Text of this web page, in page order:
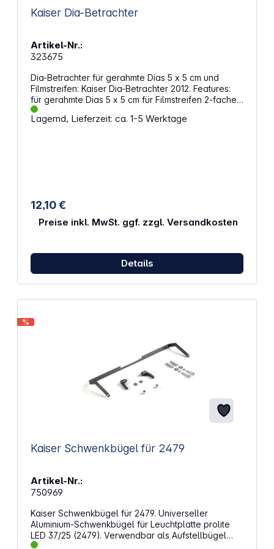
Kaiser Dia-Betrachter
Artikel-Nr.:
323675
Dia-Betrachter für gerahmte Dias 5 x 5 cm und
Filmstreifen: Kaiser Dia-Betrachter 2012. Features:
für gerahmte Dias 5 x 5 cm für Filmstreifen 2-fache
Lagernd, Lieferzeit: ca. 1-5 Werktage
12,10 €
Preise inkl. MwSt. ggf. zzgl. Versandkosten
Details
%
Kaiser Schwenkbügel für 2479
Artikel-Nr.:
750969
Kaiser Schwenkbügel für 2479. Universeller
Aluminium-Schwenkbügel für Leuchtplatte prolite
LED 37/25 (2479). Verwendbar als Aufstellbügel
oder zur Wandbefestigung der Leuchtplatte.